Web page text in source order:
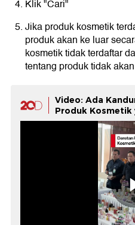
Klik "Cari"
Jika produk kosmetik
produk akan ke luar
kosmetik tidak terdaftar
tentang produk tidak
Video: Ada
Produk Kosmetik